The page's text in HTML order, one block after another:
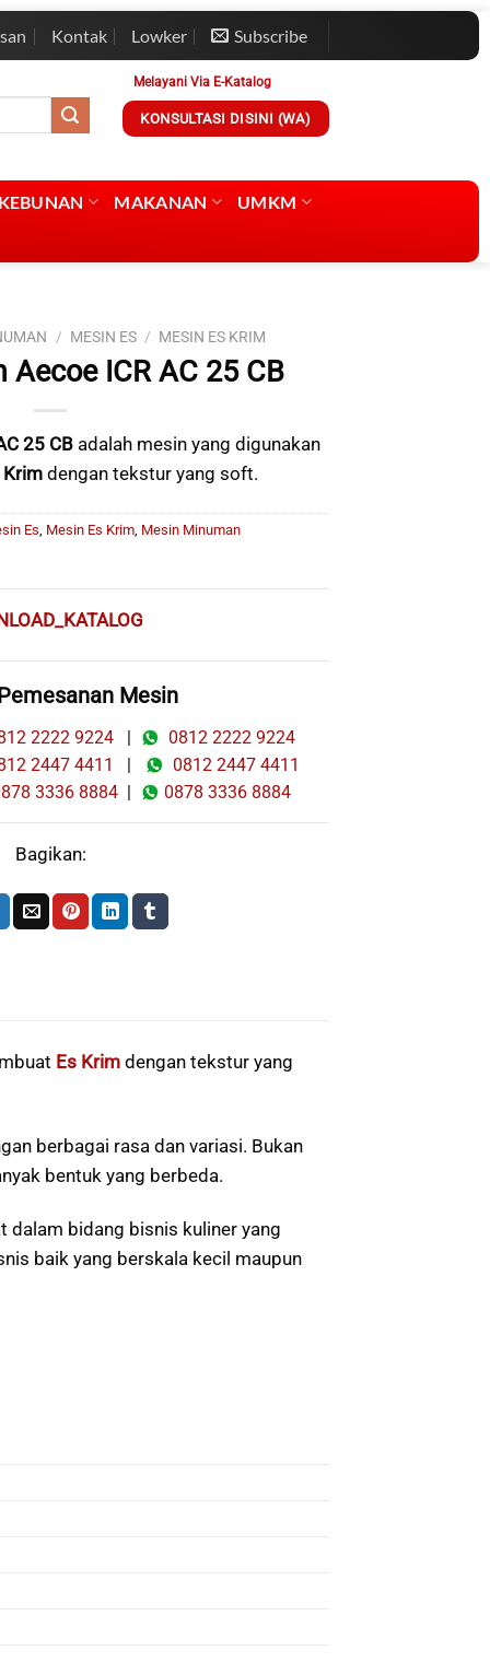
Kontak Lowker Subscribe
Melayani Via E-Katalog
KONSULTASI DISINI (WA)
MAKANAN
UMKM
/ MESIN ES / MESIN ES KRIM
Aecoe ICR AC 25 CB
25 CBadalah mesin yang digunakan
Krimdengan tekstur yang soft.
Es, Mesin Es Krim, Mesin Minuman
Mesin
2222 9224 |
0812 2222 9224
2447 4411
|
0812 2447 4411
3336 8884 | 0878 3336 8884
Bagikan:
Es Krim dengan tekstur yang
berbagai rasa dan variasi. Bukan
bentuk yang berbeda.
dalam bidang bisnis kuliner yang
baik yang berskala kecil maupun